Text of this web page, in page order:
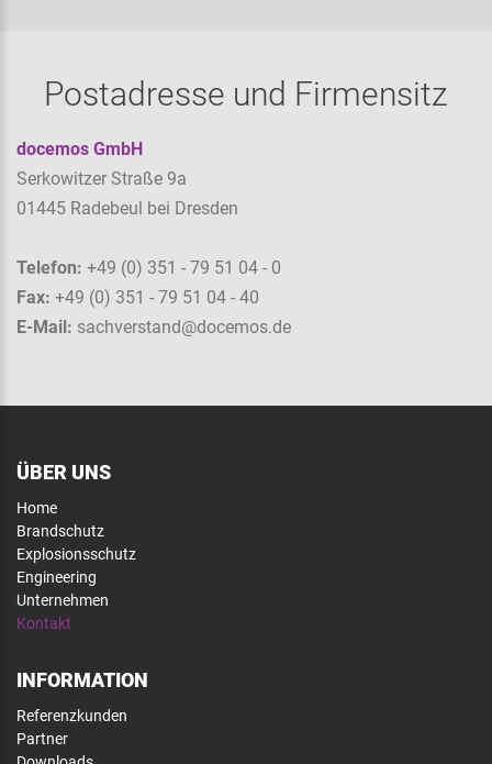
Postadresse und Firmensitz
docemos GmbH
Serkowitzer Straße 9a
01445 Radebeul bei Dresden
Telefon: +49 (0) 351 - 79 51 04 - 0
Fax: +49 (0) 351 - 79 51 04 - 40
E-Mail: sachverstand@docemos.de
ÜBER UNS
Home
Brandschutz
Explosionsschutz
Engineering
Unternehmen
Kontakt
INFORMATION
Referenzkunden
Partner